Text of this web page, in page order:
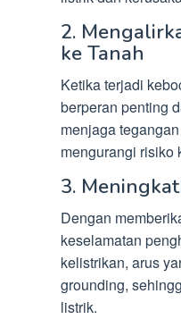
2.
ke Tanah
Ketika terjadi
berperan penting
menjaga
mengurangi risiko
3.
Dengan
keselamatan
kelistrikan, arus
grounding,
listrik.